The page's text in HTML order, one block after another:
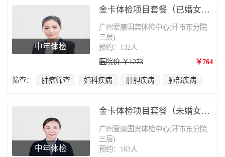
中年体检
金卡体检项目套餐（已婚女性）
广州爱康国宾体检中心(环市东分院
三层)
预约：132人
医院价:￥1273
￥764
筛查： 肿瘤筛查 妇科疾病 肝胆疾病 肺部疾病
中年体检
金卡体检项目套餐（未婚女性）
广州爱康国宾体检中心(环市东分院
三层)
预约：163人